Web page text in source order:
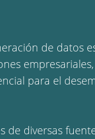
de datos
empresariales,
para el
de diversas